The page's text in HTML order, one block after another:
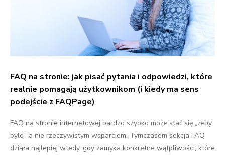
FAQ na stronie: jak pisać pytania i odpowiedzi, które
realnie pomagają użytkownikom (i kiedy ma sens
podejście z FAQPage)
FAQ na stronie internetowej bardzo szybko może stać się „żeby
było”, a nie rzeczywistym wsparciem. Tymczasem sekcja FAQ
działa najlepiej wtedy, gdy zamyka konkretne wątpliwości, które